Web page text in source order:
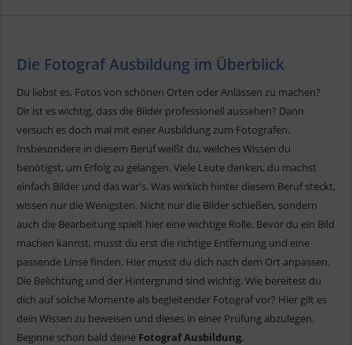
Die Fotograf Ausbildung im Überblick
Du liebst es, Fotos von schönen Orten oder Anlässen zu machen?
Dir ist es wichtig, dass die Bilder professionell aussehen? Dann
versuch es doch mal mit einer Ausbildung zum Fotografen.
Insbesondere in diesem Beruf weißt du, welches Wissen du
benötigst, um Erfolg zu gelangen. Viele Leute denken, du machst
einfach Bilder und das war's. Was wirklich hinter diesem Beruf steckt,
wissen nur die Wenigsten. Nicht nur die Bilder schießen, sondern
auch die Bearbeitung spielt hier eine wichtige Rolle. Bevor du ein Bild
machen kannst, musst du erst die richtige Entfernung und eine
passende Linse finden. Hier musst du dich nach dem Ort anpassen.
Die Belichtung und der Hintergrund sind wichtig. Wie bereitest du
dich auf solche Momente als begleitender Fotograf vor? Hier gilt es
dein Wissen zu beweisen und dieses in einer Prüfung abzulegen.
Beginne schon bald deine Fotograf Ausbildung.